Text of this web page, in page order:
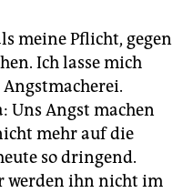
meine Pflicht, gegen
Ich lasse mich
Uns Angst machen
mehr auf die
so dringend.
werden ihn nicht im